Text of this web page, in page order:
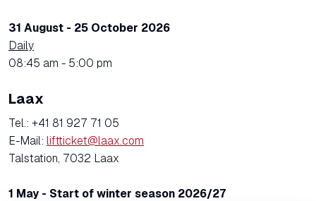
31 August - 25 October 2026
Daily
08:45 am - 5:00 pm
Laax
Tel.: +41 81 927 71 05
E-Mail: liftticket@laax.com
Talstation, 7032 Laax
1 May - Start of winter season 2026/27